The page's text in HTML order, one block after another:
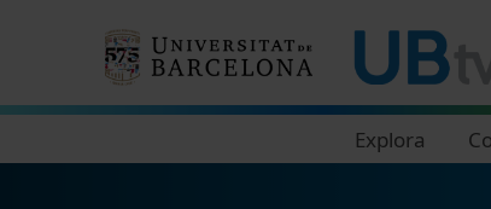
Explora